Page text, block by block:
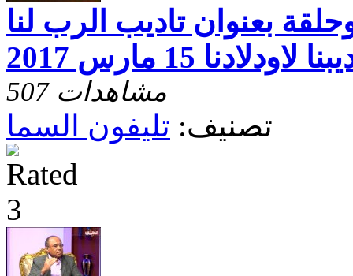
بعنوان تاديب الرب لنا
لاودلادنا 15 مارس 2017
507 مشاهدات
تصنيف: تليفون السما